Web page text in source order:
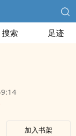
搜索 足迹
加入书架